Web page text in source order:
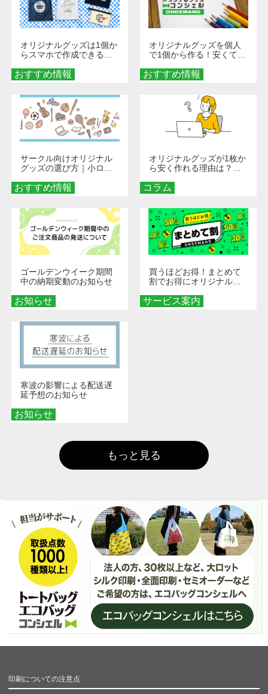
おすすめ情報
オリジナルグッズは1個か
らスマホで作成できる！
くなる巾着＆ポーチ活用
術
おすすめ情報
オリジナルグッズを個人
で1個から作る！安くて簡
秘訣
おすすめ情報
サークル向けオリジナル
グッズの選び方｜小ロッ
める秘訣
コラム
オリジナルグッズが1枚か
ら安く作れる理由は？オ
とメリットを解説
お知らせ
ゴールデンウイーク期間
中の納期変動のお知らせ
サービス案内
買うほどお得！まとめて
割でお得にオリジナルグ
お知らせ
寒波の影響による配送遅
延予想のお知らせ
もっと見る
印刷についての注意点